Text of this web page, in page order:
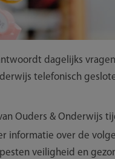
dagelijks
telefonisch
Ouders & Onderwijs
informatie over de
veiligheid en